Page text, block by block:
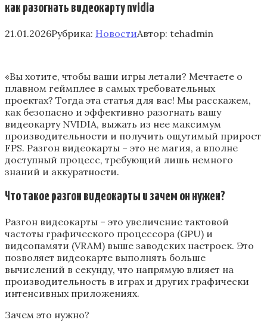
как разогнать видеокарту nvidia
21.01.2026Рубрика: НовостиАвтор: tehadmin
«Вы хотите‚ чтобы ваши игры летали? Мечтаете о
плавном геймплее в самых требовательных
проектах? Тогда эта статья для вас! Мы расскажем‚
как безопасно и эффективно разогнать вашу
видеокарту NVIDIA‚ выжать из нее максимум
производительности и получить ощутимый прирост
FPS. Разгон видеокарты – это не магия‚ а вполне
доступный процесс‚ требующий лишь немного
знаний и аккуратности.
Что такое разгон видеокарты и зачем он нужен?
Разгон видеокарты – это увеличение тактовой
частоты графического процессора (GPU) и
видеопамяти (VRAM) выше заводских настроек. Это
позволяет видеокарте выполнять больше
вычислений в секунду‚ что напрямую влияет на
производительность в играх и других графически
интенсивных приложениях.
Зачем это нужно?